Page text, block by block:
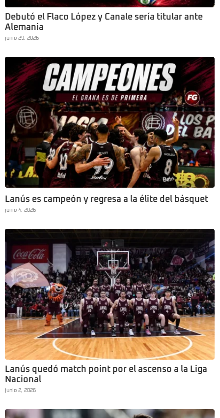
Debutó el Flaco López y Canale sería titular ante
Alemania
junio 29, 2026
Lanús es campeón y regresa a la élite del básquet
junio 4, 2026
Lanús quedó match point por el ascenso a la Liga
Nacional
junio 2, 2026